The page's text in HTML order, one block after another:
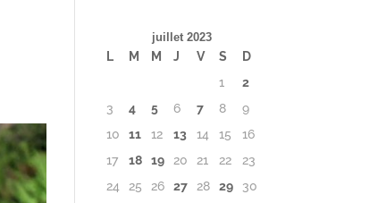
juillet 2023
L M M J V S
D
1
2
3
4 5 6 7 8
9
10
11 12 13 14 15
16
17
18 19 20 21 22
23
24
25 26 27 28 29
30